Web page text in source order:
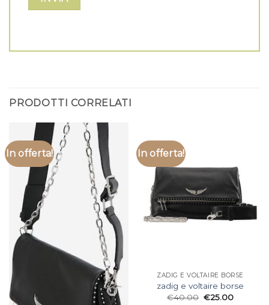
PRODOTTI CORRELATI
In offerta! In offerta!
ZADIG E VOLTAIRE BORSE
zadig e voltaire borse
€40.00 €25.00